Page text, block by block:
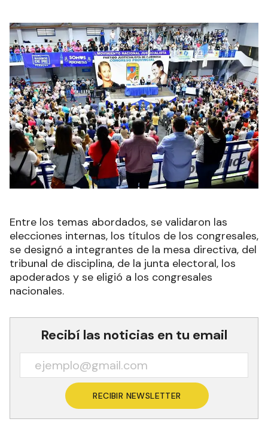
Entre los temas abordados, se validaron las
elecciones internas, los títulos de los congresales,
se designó a integrantes de la mesa directiva, del
tribunal de disciplina, de la junta electoral, los
apoderados y se eligió a los congresales
nacionales.
Recibí las noticias en tu email
RECIBIR NEWSLETTER